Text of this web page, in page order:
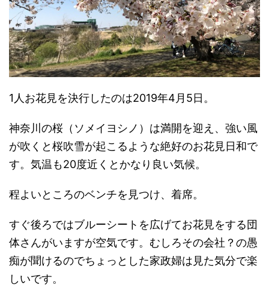
1人お花見を決行したのは2019年4月5日。
神奈川の桜（ソメイヨシノ）は満開を迎え、強い風
が吹くと桜吹雪が起こるような絶好のお花見日和で
す。気温も20度近くとかなり良い気候。
程よいところのベンチを見つけ、着席。
すぐ後ろではブルーシートを広げてお花見をする団
体さんがいますが空気です。むしろその会社？の愚
痴が聞けるのでちょっとした家政婦は見た気分で楽
しいです。